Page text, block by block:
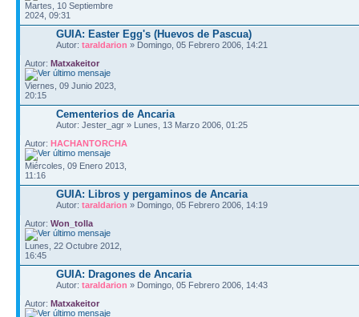
Martes, 10 Septiembre
2024, 09:31
GUIA: Easter Egg's (Huevos de Pascua)
Autor: taraldarion » Domingo, 05 Febrero 2006, 14:21
Autor: Matxakeitor
Viernes, 09 Junio 2023,
20:15
Cementerios de Ancaria
Autor: Jester_agr » Lunes, 13 Marzo 2006, 01:25
Autor: HACHANTORCHA
Miércoles, 09 Enero 2013,
11:16
GUIA: Libros y pergaminos de Ancaria
Autor: taraldarion » Domingo, 05 Febrero 2006, 14:19
Autor: Won_tolla
Lunes, 22 Octubre 2012,
16:45
GUIA: Dragones de Ancaria
Autor: taraldarion » Domingo, 05 Febrero 2006, 14:43
Autor: Matxakeitor